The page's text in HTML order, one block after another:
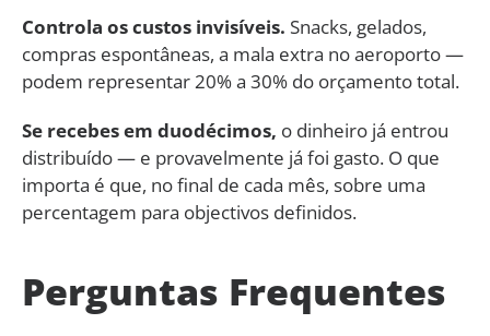
Controla os custos invisíveis. Snacks, gelados,
compras espontâneas, a mala extra no aeroporto —
podem representar 20% a 30% do orçamento total.
Se recebes em duodécimos, o dinheiro já entrou
distribuído — e provavelmente já foi gasto. O que
importa é que, no final de cada mês, sobre uma
percentagem para objectivos definidos.
Perguntas Frequentes